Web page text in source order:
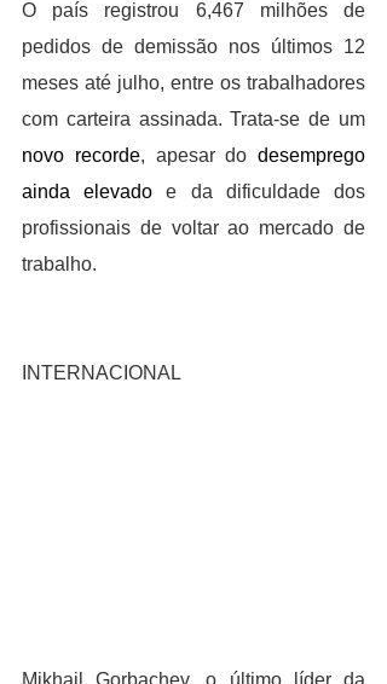
O país registrou 6,467 milhões de
pedidos de demissão nos últimos 12
meses até julho, entre os trabalhadores
novo recorde, apesar do desemprego
ainda elevado e da dificuldade dos
profissionais de voltar ao mercado de
trabalho.
INTERNACIONAL
Mikhail Gorbachev, o último líder da